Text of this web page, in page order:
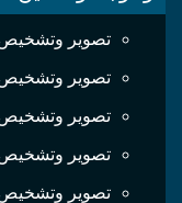
تصوير وتشخيص
تصوير وتشخيص
تصوير وتشخيص
تصوير وتشخيص
تصوير وتشخيص